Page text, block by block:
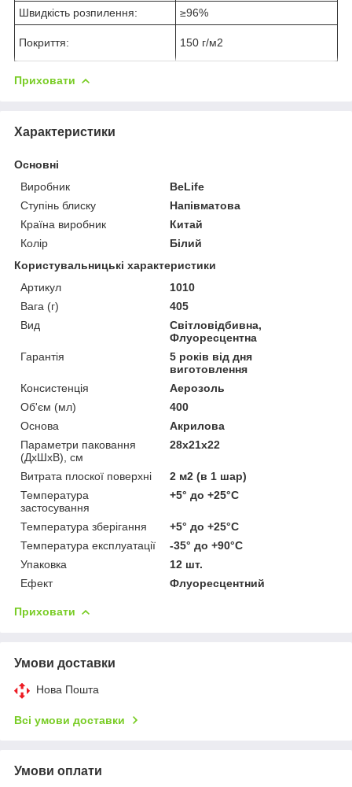
Швидкість розпилення: ≥96%
Покриття: 150 г/м2
Приховати
Характеристики
Основні
Виробник
BeLife
Ступінь блиску
Напівматова
Країна виробник
Китай
Колір
Білий
Користувальницькі характеристики
Артикул
1010
Вага (г)
405
Вид
Світловідбивна,
Флуоресцентна
Гарантія
5 років від дня
виготовлення
Консистенція
Аерозоль
Об'єм (мл)
400
Основа
Акрилова
Параметри паковання
(ДхШхВ), см
28х21х22
Витрата плоскої поверхні
2 м2 (в 1 шар)
Температура
застосування
+5° до +25°С
Температура зберігання
+5° до +25°С
Температура експлуатації
-35° до +90°С
Упаковка
12 шт.
Ефект
Флуоресцентний
Приховати
Умови доставки
Нова Пошта
Всі умови доставки
Умови оплати